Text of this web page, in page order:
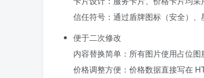
信任符号：通过盾牌图标（安全）
便于二次修改
内容替换简单：所有图片使用占位
价格调整方便：价格数据直接写在